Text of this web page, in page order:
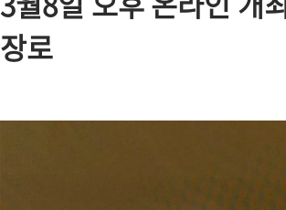
장로